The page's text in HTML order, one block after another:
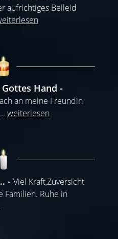
aufrichtiges Beileid
Hand
an meine Freundin
... weiterlesen
Viel Kraft,Zuversicht
Familien. Ruhe in